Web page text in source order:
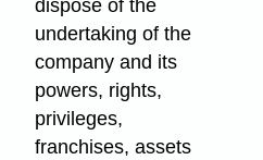
dispose of the
undertaking of the
company and its
powers, rights,
privileges,
franchises, assets